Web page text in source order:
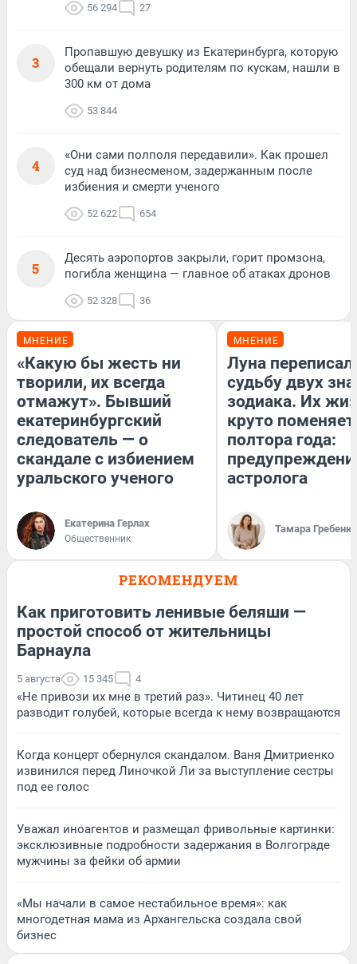
56 294 27
3
Пропавшую девушку из Екатеринбурга, которую
обещали вернуть родителям по кускам, нашли в
300 км от дома
53 844
4
«Они сами полполя передавили». Как прошел
суд над бизнесменом, задержанным после
избиения и смерти ученого
52 622 654
5
Десять аэропортов закрыли, горит промзона,
погибла женщина — главное об атаках дронов
52 328 36
МНЕНИЕ
«Какую бы жесть ни
творили, их всегда
отмажут». Бывший
екатеринбургский
следователь — о
скандале с избиением
уральского ученого
Екатерина Герлах
Общественник
МНЕНИЕ
Луна
судьбу двух
зодиака. Их
круто
полтора года:
астролога
Тамара
РЕКОМЕНДУЕМ
Как приготовить ленивые беляши —
простой способ от жительницы
Барнаула
5 августа 15 345 4
«Не привози их мне в третий раз». Читинец 40 лет
разводит голубей, которые всегда к нему возвращаются
Когда концерт обернулся скандалом. Ваня Дмитриенко
извинился перед Линочкой Ли за выступление сестры
под ее голос
Уважал иноагентов и размещал фривольные картинки:
эксклюзивные подробности задержания в Волгограде
мужчины за фейки об армии
«Мы начали в самое нестабильное время»: как
многодетная мама из Архангельска создала свой
бизнес